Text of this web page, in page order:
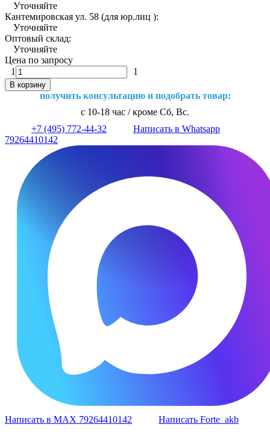
Уточняйте
Кантемировская ул. 58 (для юр.лиц ):
Уточняйте
Оптовый склад:
Уточняйте
Цена по запросу
1
1
В корзину
получить консультацию и подобрать товар:
с 10-18 час / кроме Сб, Вс.
+7 (495) 772-44-32
Написать в Whatsapp
79264410142
Написать в MAX 79264410142 Написать Forte_akb